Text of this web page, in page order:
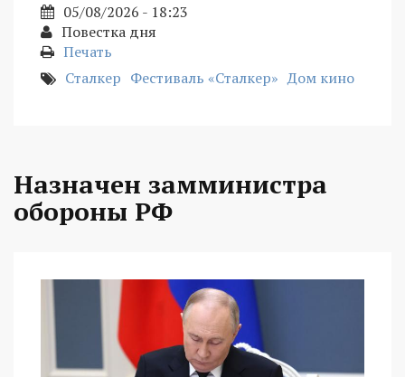
05/08/2026 - 18:23
Повестка дня
Печать
Сталкер Фестиваль «Сталкер» Дом кино
Назначен замминистра
обороны РФ